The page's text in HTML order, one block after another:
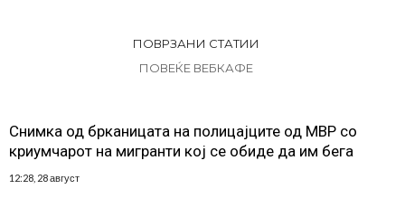
ПОВРЗАНИ СТАТИИ
ПОВЕЌЕ ВЕБКАФЕ
Снимка од брканицата на полицајците од МВР со
криумчарот на мигранти кој се обиде да им бега
12:28, 28 август